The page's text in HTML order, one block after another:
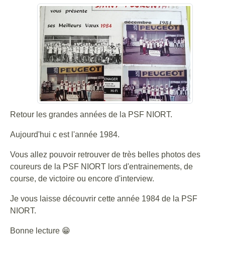
Retour les grandes années de la PSF NIORT.
Aujourd'hui c est l'année 1984.
Vous allez pouvoir retrouver de très belles photos des
coureurs de la PSF NIORT lors d'entrainements, de
course, de victoire ou encore d'interview.
Je vous laisse découvrir cette année 1984 de la PSF
NIORT.
Bonne lecture 😁